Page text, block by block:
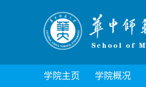
学院主页 学院概况